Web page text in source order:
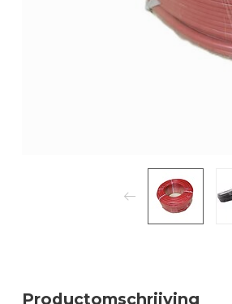
Productomschrijving